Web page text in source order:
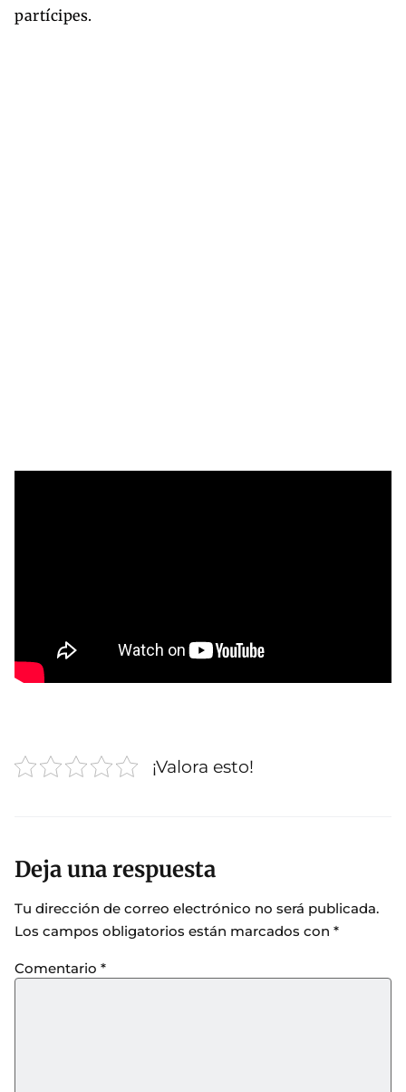
partícipes.
¡Valora esto!
Deja una respuesta
Tu dirección de correo electrónico no será publicada.
Los campos obligatorios están marcados con *
Comentario *